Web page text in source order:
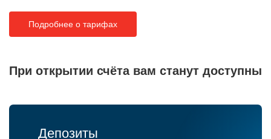
Подробнее о тарифах
При открытии счёта вам станут доступны
Депозиты